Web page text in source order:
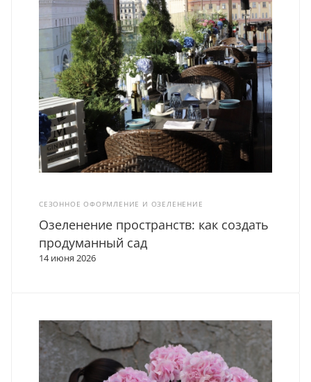
СЕЗОННОЕ ОФОРМЛЕНИЕ И ОЗЕЛЕНЕНИЕ
14 июня 2026
Озеленение пространств: как создать
продуманный сад